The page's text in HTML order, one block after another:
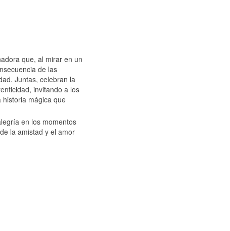
que, al mirar en un
de las
Juntas, celebran la
invitando a los
mágica que
en los momentos
la amistad y el amor